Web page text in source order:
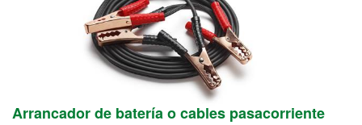
Arrancador de batería o cables pasacorriente